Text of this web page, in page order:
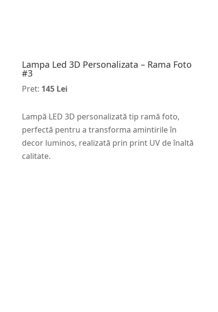
Lampa Led 3D Personalizata – Rama Foto
#3
Pret: 145 Lei
Lampă LED 3D personalizată tip ramă foto,
perfectă pentru a transforma amintirile în
decor luminos, realizată prin print UV de înaltă
calitate.